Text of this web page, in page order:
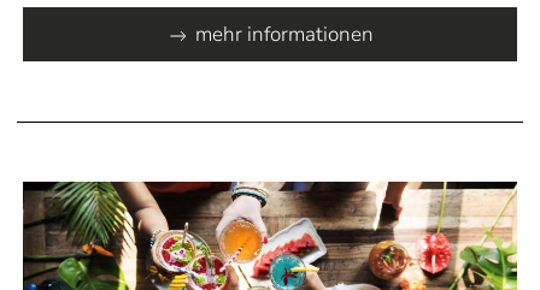
mehr informationen